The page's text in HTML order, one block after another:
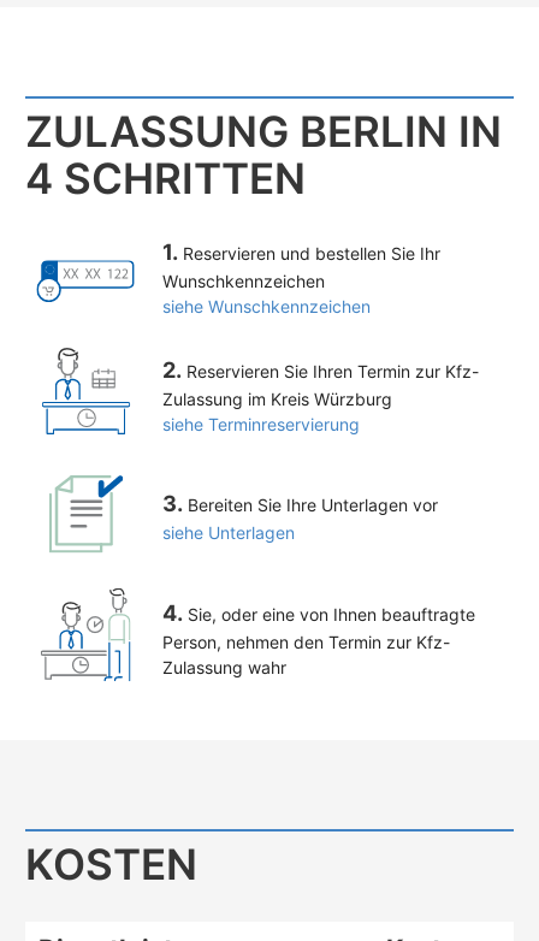
ZULASSUNG BERLIN IN
4 SCHRITTEN
1. Reservieren und bestellen Sie Ihr
Wunschkennzeichen
siehe Wunschkennzeichen
2. Reservieren Sie Ihren Termin zur Kfz-
Zulassung im Kreis Würzburg
siehe Terminreservierung
3. Bereiten Sie Ihre Unterlagen vor
siehe Unterlagen
4. Sie, oder eine von Ihnen beauftragte
Person, nehmen den Termin zur Kfz-
Zulassung wahr
KOSTEN